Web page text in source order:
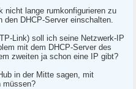
nicht lange rumkonfigurieren zu
den DHCP-Server einschalten.
Link) soll ich seine Netzwerk-IP
mit dem DHCP-Server des
zweiten ja schon eine IP gibt?
in der Mitte sagen, mit
müssen?